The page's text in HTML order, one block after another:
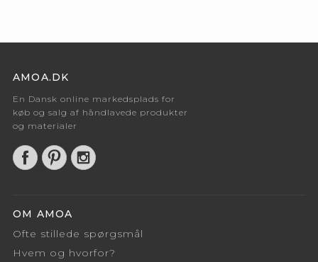
AMOA.DK
En Dansk online markedsplads for
køb og salg af håndlavede produkter
og materialer
OM AMOA
Ofte stillede spørgsmål
Hvem og hvorfor?